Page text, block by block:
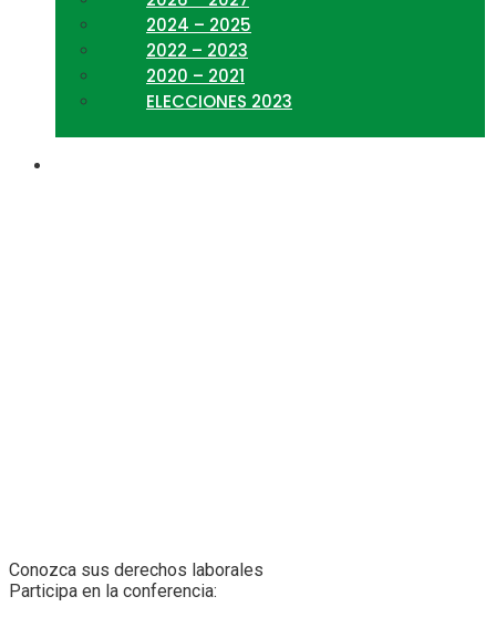
2024 – 2025
2022 – 2023
2020 – 2021
ELECCIONES 2023
Conozca sus derechos laborales
Participa en la conferencia: